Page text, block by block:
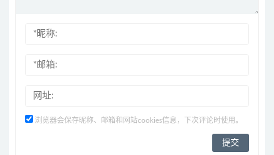
浏览器会保存昵称、邮箱和网站cookies信息，下次评论时使用。